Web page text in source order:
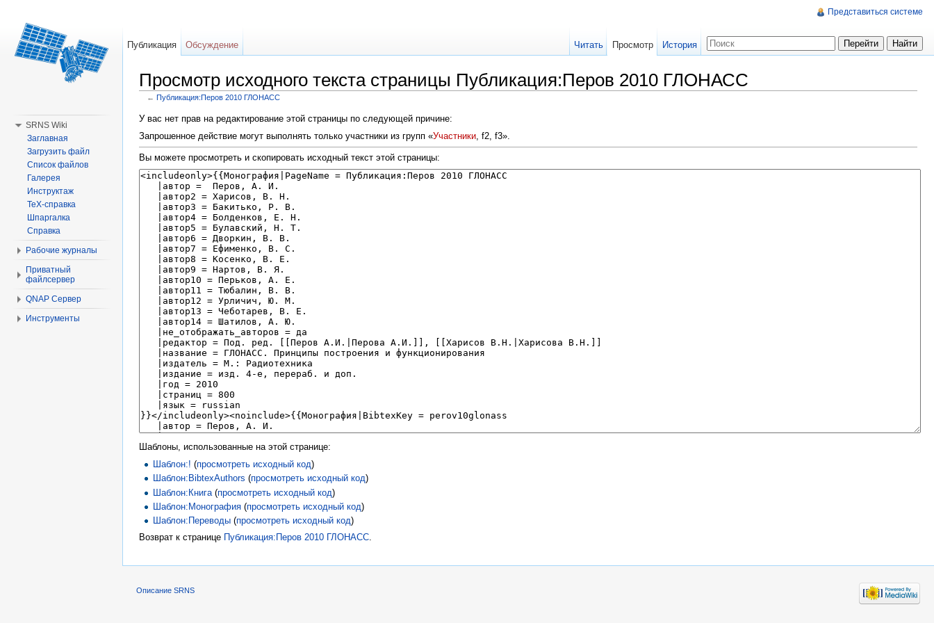
Просмотр исходного текста страницы Публикация:Перов 2010 ГЛОНАСС
← Публикация:Перов 2010 ГЛОНАСС
У вас нет прав на редактирование этой страницы по следующей причине:
Запрошенное действие могут выполнять только участники из групп «Участники , f2, f3».
Вы можете просмотреть и скопировать исходный текст этой страницы:
Шаблоны, использованные на этой странице:
Шаблон:! (просмотреть исходный код)
Шаблон:BibtexAuthors (просмотреть исходный код)
Шаблон:Книга (просмотреть исходный код)
Шаблон:Монография (просмотреть исходный код)
Шаблон:Переводы (просмотреть исходный код)
Возврат к странице Публикация:Перов 2010 ГЛОНАСС.
Представиться системе
Публикация Обсуждение Читать Просмотр История
SRNS Wiki
Заглавная
Загрузить файл
Список файлов
Галерея
Инструктаж
TeX-справка
Шпаргалка
Справка
Рабочие журналы
Приватный
файлсервер
QNAP Сервер
Инструменты
Описание SRNS